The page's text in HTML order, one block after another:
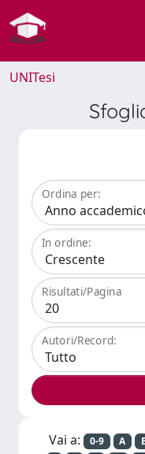
UNITesi
Ordina per:
In ordine:
Risultati/Pagina
Autori/Record:
Vai a: 0-9 A